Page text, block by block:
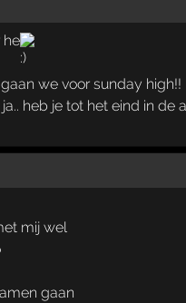
he
we voor sunday high!!
heb je tot het eind in de
mij wel
gaan